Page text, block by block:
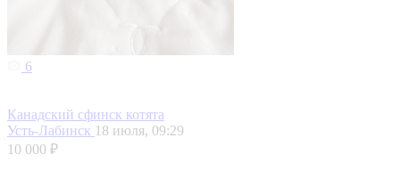
6
Канадский сфинск котята
Усть-Лабинск 18 июля, 09:29
10 000 ₽